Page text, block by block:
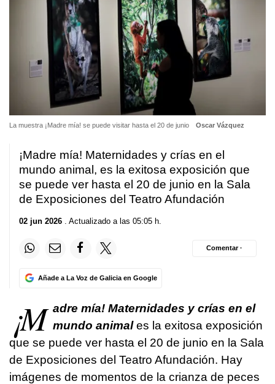
La muestra ¡Madre mía! se puede visitar hasta el 20 de junio Oscar Vázquez
¡Madre mía! Maternidades y crías en el
mundo animal, es la exitosa exposición que
se puede ver hasta el 20 de junio en la Sala
de Exposiciones del Teatro Afundación
02 jun 2026 . Actualizado a las 05:05 h.
Añade a La Voz de Galicia en Google
Comentar ·
¡M adre mía! Maternidades y crías en el
mundo animales la exitosa exposición
que se puede ver hasta el 20 de junio en la Sala
de Exposiciones del Teatro Afundación. Hay
imágenes de momentos de la crianza de peces